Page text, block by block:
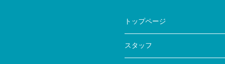
トップページ
スタッフ